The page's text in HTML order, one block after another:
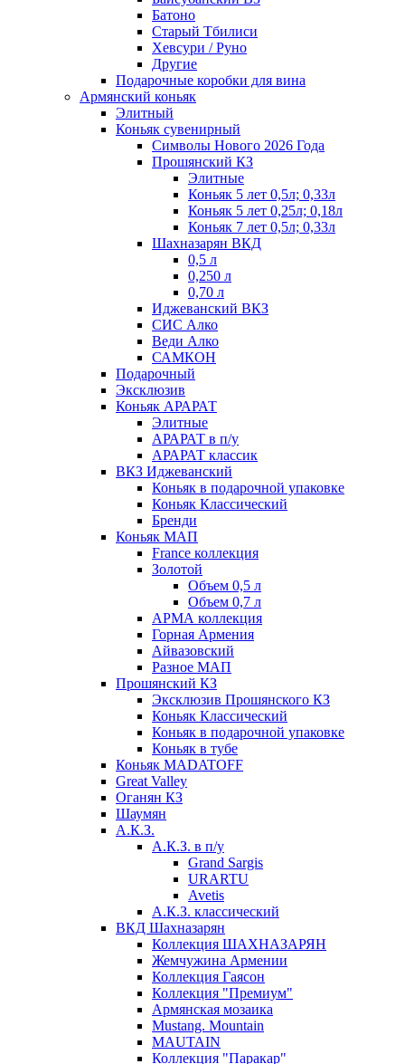
Батоно
Старый Тбилиси
Хевсури / Руно
Другие
Подарочные коробки для вина
Армянский коньяк
Элитный
Коньяк сувенирный
Символы Нового 2026 Года
Прошянский КЗ
Элитные
Коньяк 5 лет 0,5л; 0,33л
Коньяк 5 лет 0,25л; 0,18л
Коньяк 7 лет 0,5л; 0,33л
Шахназарян ВКД
0,5 л
0,250 л
0,70 л
Иджеванский ВКЗ
СИС Алко
Веди Алко
САМКОН
Подарочный
Эксклюзив
Коньяк АРАРАТ
Элитные
АРАРАТ в п/у
АРАРАТ классик
ВКЗ Иджеванский
Коньяк в подарочной упаковке
Коньяк Классический
Бренди
Коньяк МАП
France коллекция
Золотой
Объем 0,5 л
Объем 0,7 л
АРМА коллекция
Горная Армения
Айвазовский
Разное МАП
Прошянский КЗ
Эксклюзив Прошянского КЗ
Коньяк Классический
Коньяк в подарочной упаковке
Коньяк в тубе
Коньяк MADATOFF
Great Valley
Оганян КЗ
Шаумян
А.К.З.
А.К.З. в п/у
Grand Sargis
URARTU
Avetis
А.К.З. классический
ВКД Шахназарян
Коллекция ШАХНАЗАРЯН
Жемчужина Армении
Коллекция Гаясон
Коллекция "Премиум"
Армянская мозаика
Mustang. Mountain
MAUTAIN
Коллекция "Паракар"